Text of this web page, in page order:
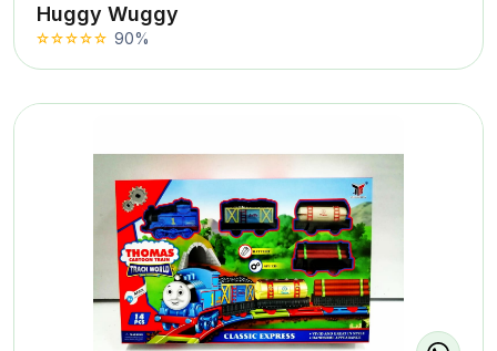
Huggy Wuggy
90%